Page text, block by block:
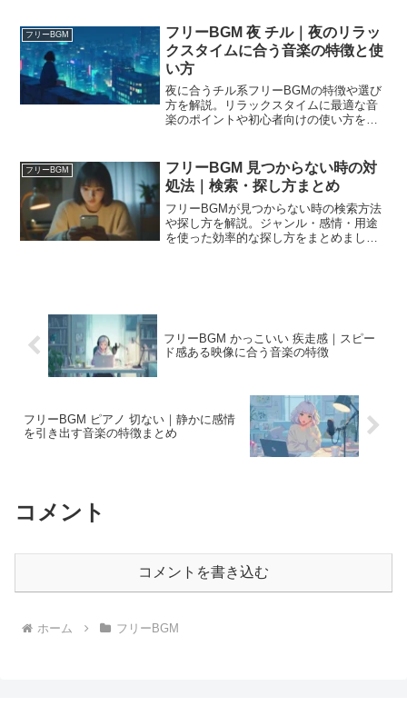
フリーBGM
フリーBGM 夜 チル｜夜のリラッ
クスタイムに合う音楽の特徴と使
い方
夜に合うチル系フリーBGMの特徴や選び
方を解説。リラックスタイムに最適な音
楽のポイントや初心者向けの使い方をま
フリーBGM
フリーBGM 見つからない時の対
処法｜検索・探し方まとめ
フリーBGMが見つからない時の検索方法
や探し方を解説。ジャンル・感情・用途
を使った効率的な探し方をまとめまし
フリーBGM かっこいい 疾走感｜スピー
ド感ある映像に合う音楽の特徴
フリーBGM ピアノ 切ない｜静かに感情
を引き出す音楽の特徴まとめ
コメント
コメントを書き込む
ホーム フリーBGM